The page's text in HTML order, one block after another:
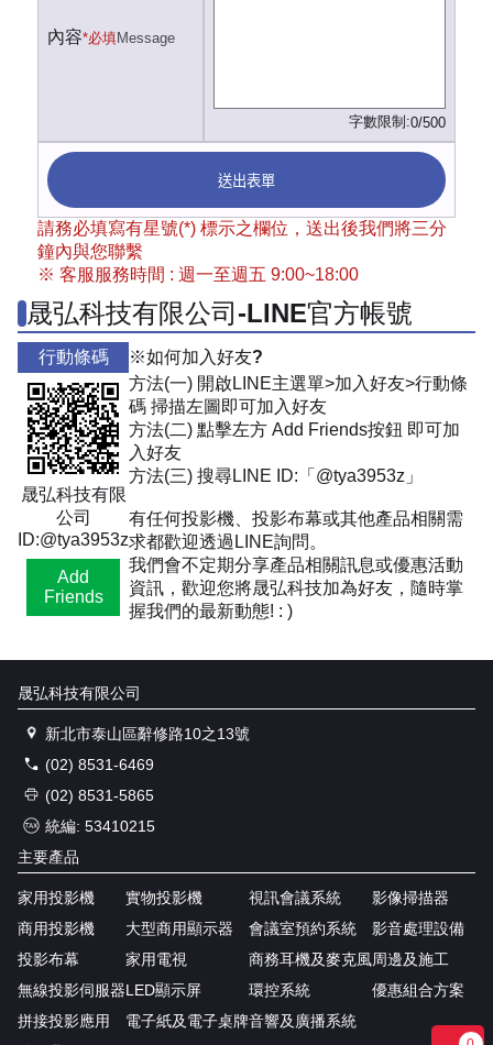
內容*必填Message
字數限制:0/500
送出表單
請務必填寫有星號(*) 標示之欄位，送出後我們將三分
鐘內與您聯繫
※ 客服服務時間 : 週一至週五 9:00~18:00
晟弘科技有限公司-LINE官方帳號
行動條碼
晟弘科技有限
公司
ID:@tya3953z
Add
Friends
※如何加入好友?
方法(一) 開啟LINE主選單>加入好友>行動條
碼 掃描左圖即可加入好友
方法(二) 點擊左方 Add Friends按鈕 即可加
入好友
方法(三) 搜尋LINE ID:「@tya3953z」
有任何投影機、投影布幕或其他產品相關需
求都歡迎透過LINE詢問。
我們會不定期分享產品相關訊息或優惠活動
資訊，歡迎您將晟弘科技加為好友，隨時掌
握我們的最新動態! : )
晟弘科技有限公司
新北市泰山區辭修路10之13號
(02) 8531-6469
(02) 8531-5865
統編: 53410215
主要產品
家用投影機
商用投影機
投影布幕
無線投影伺服器
拼接投影應用
實物投影機
大型商用顯示器
家用電視
LED顯示屏
電子紙及電子桌牌
視訊會議系統
會議室預約系統
商務耳機及麥克風
環控系統
音響及廣播系統
影像掃描器
影音處理設備
周邊及施工
優惠組合方案